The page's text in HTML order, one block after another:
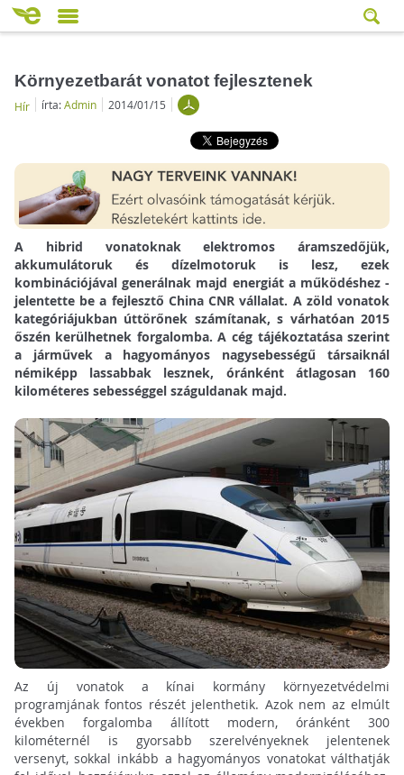
Környezetbarát vonatot fejlesztenek
Hír írta:Admin 2014/01/15
A hibrid vonatoknak elektromos áramszedőjük,
akkumulátoruk és dízelmotoruk is lesz, ezek
kombinációjával generálnak majd energiát a működéshez -
jelentette be a fejlesztő China CNR vállalat. A zöld vonatok
kategóriájukban úttörőnek számítanak, s várhatóan 2015
őszén kerülhetnek forgalomba. A cég tájékoztatása szerint
a járművek a hagyományos nagysebességű társaiknál
némiképp lassabbak lesznek, óránként átlagosan 160
kilométeres sebességgel száguldanak majd.
Az új vonatok a kínai kormány környezetvédelmi
programjának fontos részét jelenthetik. Azok nem az elmúlt
években forgalomba állított modern, óránként 300
kilométernél is gyorsabb szerelvényeknek jelentenek
versenyt, sokkal inkább a hagyományos vonatokat válthatják